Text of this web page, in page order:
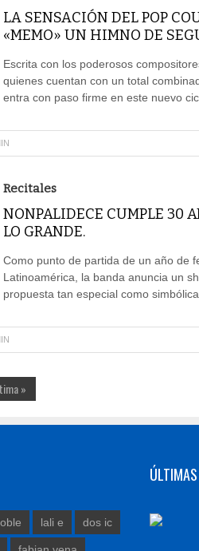
LA SENSACIÓN DEL POP
«MEMO» UN HIMNO DE
Escrita con los poderosos
quienes cuentan con un total
entra con paso firme en este nuevo
Recitales
NONPALIDECE CUMPLE 30
LO GRANDE.
Como punto de partida de un año de
Latinoamérica, la banda anuncia un
propuesta tan especial como
»
lali e dos ic